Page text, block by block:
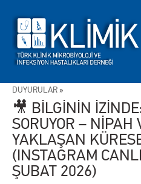
DUYURULAR »
🎥 BİLGİNİN
SORUYOR – NİPAH
YAKLAŞAN
(INSTAGRAM
ŞUBAT 2026)